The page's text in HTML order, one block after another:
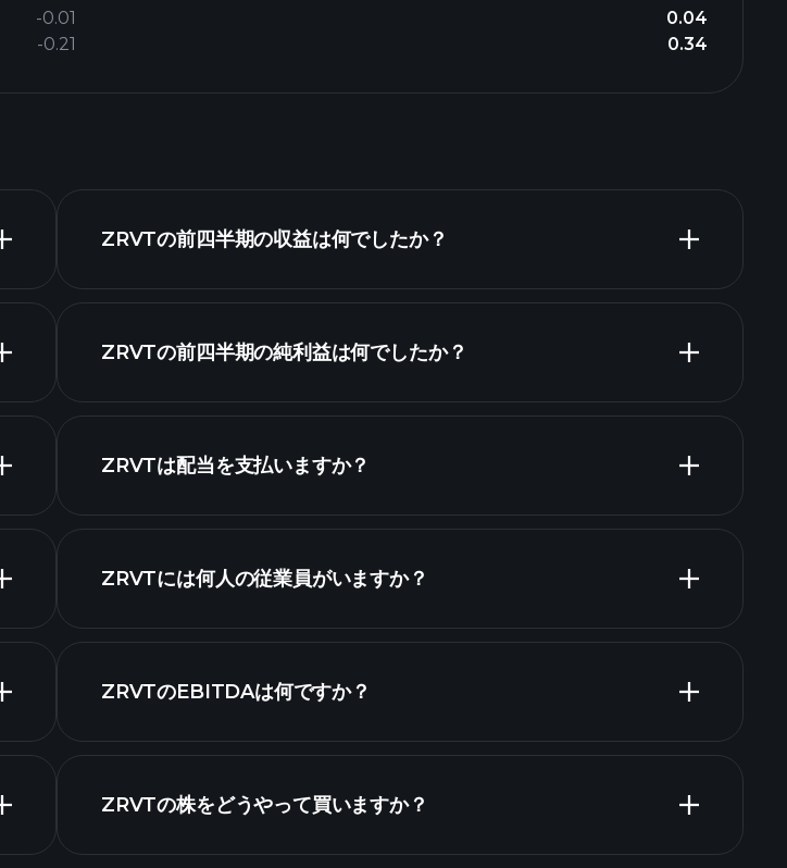
-0.01
0.04
-0.21 0.34
ZRVTの前四半期の収益は何でしたか？
ZRVTの前四半期の純利益は何でしたか？
ZRVTは配当を支払いますか？
高配当株
ZRVTには何人の従業員がいますか？
最大の雇用主
ZRVTのEBITDAは何ですか？
ZRVTの株をどうやって買いますか？